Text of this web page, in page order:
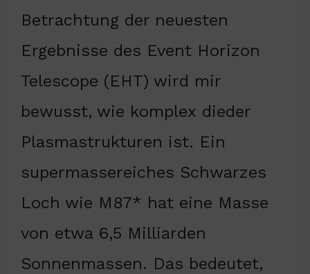
Betrachtung der neuesten
Ergebnisse des Event Horizon
Telescope (EHT) wird mir
bewusst, wie komplex dieder
Plasmastrukturen ist. Ein
supermassereiches Schwarzes
Loch wie M87* hat eine Masse
von etwa 6,5 Milliarden
Sonnenmassen. Das bedeutet,